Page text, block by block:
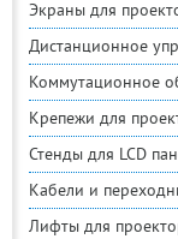
Экраны для
Дистанционное
Коммутационное
Крепежи для
Стенды для LCD
Кабели и
Лифты для